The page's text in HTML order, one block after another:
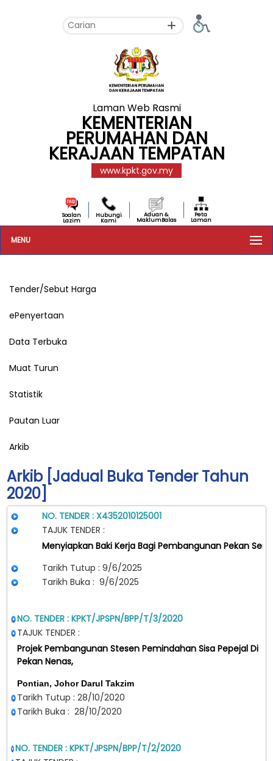
Laman Web Rasmi
KEMENTERIAN
PERUMAHAN DAN
KERAJAAN TEMPATAN
www.kpkt.gov.my
Soalan
Lazim
Hubungi
Kami
Aduan &
MaklumBalas
Peta
Laman
MENU
Tender/Sebut Harga
ePenyertaan
Data Terbuka
Muat Turun
Statistik
Pautan Luar
Arkib
Arkib [Jadual Buka Tender Tahun
2020]
NO. TENDER :X4352010125001
TAJUK TENDER :
Menyiapkan Baki Kerja Bagi Pembangunan
Tarikh Tutup : 9/6/2025
Tarikh Buka : 9/6/2025
NO. TENDER : KPKT/JPSPN/BPP/T/3/2020
TAJUK TENDER :
Projek Pembangunan Stesen Pemindahan Sisa Pepejal Di
Pekan Nenas,
Pontian, Johor Darul Takzim
Tarikh Tutup : 28/10/2020
Tarikh Buka : 28/10/2020
NO. TENDER : KPKT/JPSPN/BPP/T/2/2020